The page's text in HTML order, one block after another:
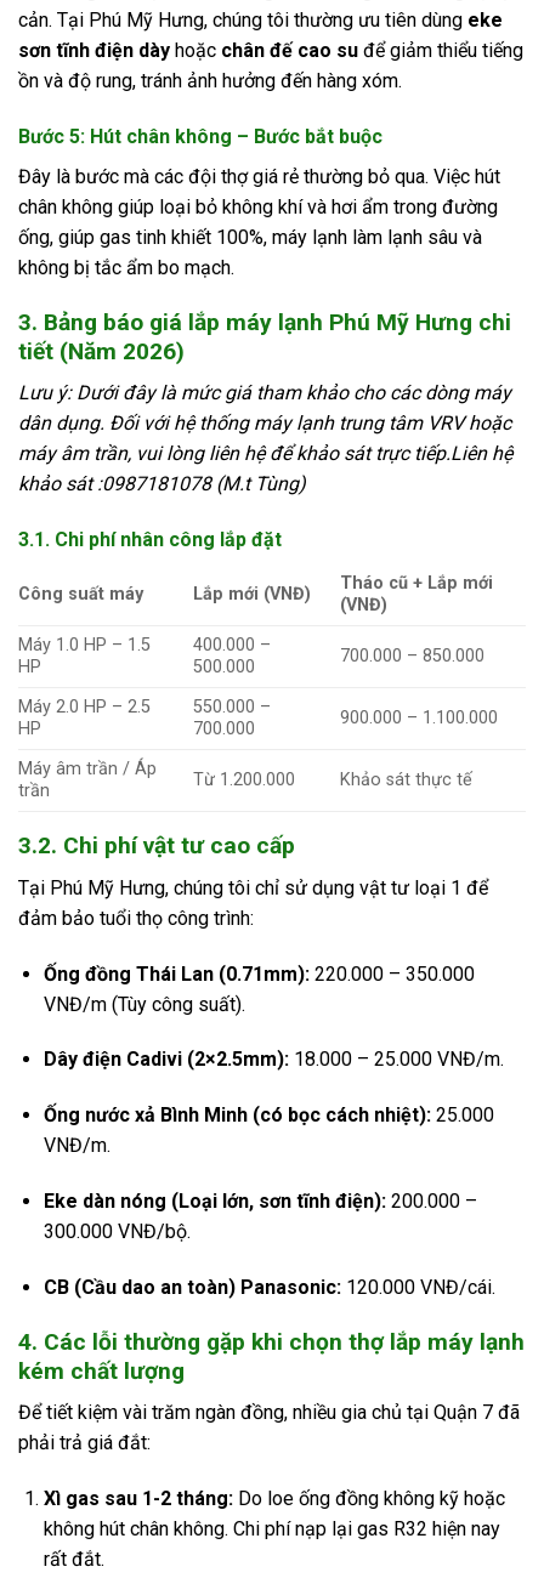
cản. Tại Phú Mỹ Hưng, chúng tôi thường ưu tiên dùng eke
sơn tĩnh điện dày hoặc chân đế cao su để giảm thiểu tiếng
ồn và độ rung, tránh ảnh hưởng đến hàng xóm.
Bước 5: Hút chân không – Bước bắt buộc
Đây là bước mà các đội thợ giá rẻ thường bỏ qua. Việc hút
chân không giúp loại bỏ không khí và hơi ẩm trong đường
ống, giúp gas tinh khiết 100%, máy lạnh làm lạnh sâu và
không bị tắc ẩm bo mạch.
3. Bảng báo giá lắp máy lạnh Phú Mỹ Hưng chi
tiết (Năm 2026)
Lưu ý: Dưới đây là mức giá tham khảo cho các dòng máy
dân dụng. Đối với hệ thống máy lạnh trung tâm VRV hoặc
máy âm trần, vui lòng liên hệ để khảo sát trực tiếp.Liên hệ
khảo sát :0987181078 (M.t Tùng)
3.1. Chi phí nhân công lắp đặt
Công suất máy Lắp mới (VNĐ)
Tháo cũ + Lắp mới
(VNĐ)
Máy 1.0 HP – 1.5
HP
400.000 –
500.000
700.000 – 850.000
Máy 2.0 HP – 2.5
HP
550.000 –
700.000
900.000 – 1.100.000
Máy âm trần / Áp
trần
Từ 1.200.000 Khảo sát thực tế
3.2. Chi phí vật tư cao cấp
Tại Phú Mỹ Hưng, chúng tôi chỉ sử dụng vật tư loại 1 để
đảm bảo tuổi thọ công trình:
Ống đồng Thái Lan (0.71mm):220.000 – 350.000
VNĐ/m (Tùy công suất).
Dây điện Cadivi (2×2.5mm):18.000 – 25.000 VNĐ/m.
Ống nước xả Bình Minh (có bọc cách nhiệt):25.000
VNĐ/m.
Eke dàn nóng (Loại lớn, sơn tĩnh điện):200.000 –
300.000 VNĐ/bộ.
CB (Cầu dao an toàn) Panasonic:120.000 VNĐ/cái.
4. Các lỗi thường gặp khi chọn thợ lắp máy lạnh
kém chất lượng
Để tiết kiệm vài trăm ngàn đồng, nhiều gia chủ tại Quận 7 đã
phải trả giá đắt:
Xì gas sau 1-2 tháng:Do loe ống đồng không kỹ hoặc
không hút chân không. Chi phí nạp lại gas R32 hiện nay
rất đắt.